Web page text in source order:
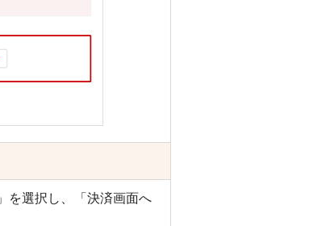
を選択し、「決済画面へ